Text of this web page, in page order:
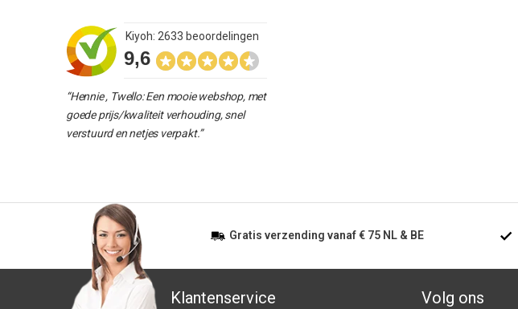
9,6
Kiyoh: 2633 beoordelingen
“Hennie , Twello: Een mooie webshop, met
goede prijs/kwaliteit verhouding, snel
verstuurd en netjes verpakt.”
Gratis verzending vanaf€ 75 NL & BE
Klantenservice Volg ons